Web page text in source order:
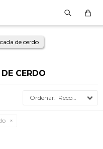
de cerdo
CERDO
Recomendados